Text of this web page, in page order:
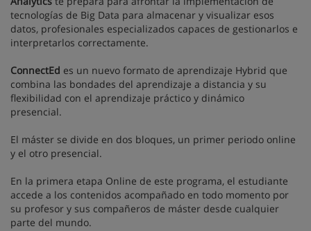
tecnologías de Big Data para almacenar y visualizar esos
datos, profesionales especializados capaces de gestionarlos e
interpretarlos correctamente.
ConnectEd es un nuevo formato de aprendizaje Hybrid que
combina las bondades del aprendizaje a distancia y su
flexibilidad con el aprendizaje práctico y dinámico
presencial.
El máster se divide en dos bloques, un primer periodo online
y el otro presencial.
En la primera etapa Online de este programa, el estudiante
accede a los contenidos acompañado en todo momento por
su profesor y sus compañeros de máster desde cualquier
parte del mundo.